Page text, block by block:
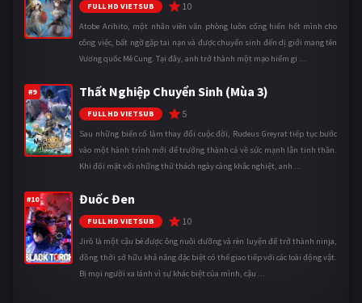
FULL HD VIETSUB 10
Atobe Arihito, một nhân viên văn phòng luôn cống hiến hết mình cho
công việc, bất ngờ gặp tai nạn và được chuyển sinh đến dị giới mang tên
Vương quốc Mê Cung. Tại đây, anh trở thành một mạo hiểm gi ...
#9 Thất Nghiệp Chuyển Sinh (Mùa 3)
FULL HD VIETSUB 5
Sau những biến cố làm thay đổi cuộc đời, Rudeus Greyrat tiếp tục bước
vào một hành trình mới để trưởng thành cả về sức mạnh lẫn tinh thần.
Khi đối mặt với những thử thách ngày càng khắc nghiệt, anh ...
#10 Đuốc Đen
FULL HD VIETSUB 10
Jirô là một cậu bé được ông nuôi dưỡng và rèn luyện để trở thành ninja,
đồng thời sở hữu khả năng đặc biệt có thể giao tiếp với các loài động vật.
Bị mọi người xa lánh vì sự khác biệt của mình, cậu ...